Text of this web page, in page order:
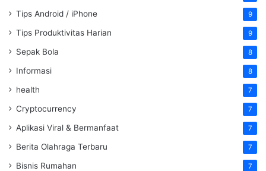
Tips Android / iPhone 9
Tips Produktivitas Harian 9
Sepak Bola 8
Informasi 8
health 7
Cryptocurrency 7
Aplikasi Viral & Bermanfaat 7
Berita Olahraga Terbaru 7
Bisnis Rumahan 7